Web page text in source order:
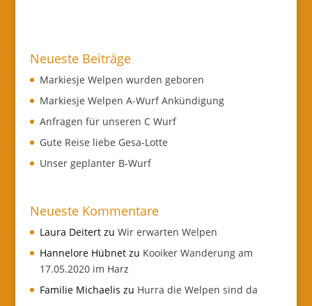
Neueste Beiträge
Markiesje Welpen wurden geboren
Markiesje Welpen A-Wurf Ankündigung
Anfragen für unseren C Wurf
Gute Reise liebe Gesa-Lotte
Unser geplanter B-Wurf
Neueste Kommentare
Laura Deitertzu Wir erwarten Welpen
Hannelore Hübnetzu Kooiker Wanderung am
17.05.2020 im Harz
Familie Michaelis zu Hurra die Welpen sind da